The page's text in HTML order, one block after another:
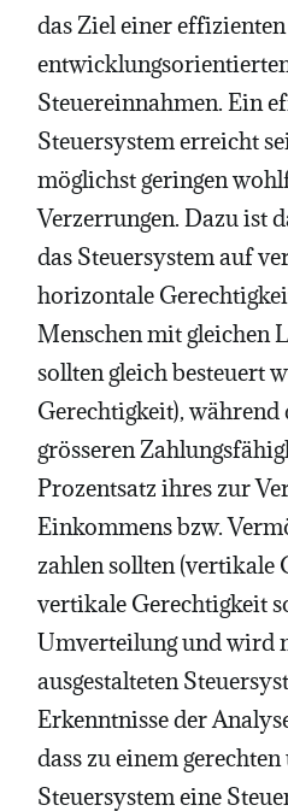
das Ziel einer
Steuereinnahmen. Ein
Steuersystem erreicht
möglichst geringen
Verzerrungen. Dazu ist
das Steuersystem auf
horizontale
Menschen mit gleichen
sollten gleich besteuert
Gerechtigkeit),
grösseren
Prozentsatz ihres zur
Einkommens bzw.
zahlen sollten (vertikale
vertikale Gerechtigkeit
Umverteilung und wird
ausgestalteten
Erkenntnisse der
dass zu einem
Steuersystem eine